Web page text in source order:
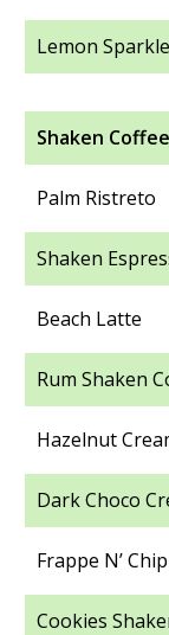
Lemon
Shaken Coffee
Palm Ristreto
Shaken
Beach Latte
Rum Shaken
Hazelnut
Dark Choco
Frappe N’
Cookies